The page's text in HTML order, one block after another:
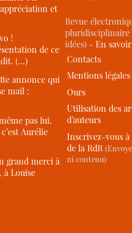
et
!
de ce
(…)
annonce qui
mail :
pas lui,
Aurélie
grand merci à
à Louise
Revue
idées) -En
Contacts
Mentions légales
Ours
Utilisation des
d’auteurs
Inscrivez-vous
de la RdR
ni contenu)